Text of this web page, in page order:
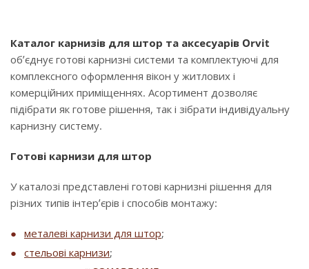
Каталог карнизів для штор та аксесуарів Orvit
об’єднує готові карнизні системи та комплектуючі для
комплексного оформлення вікон у житлових і
комерційних приміщеннях. Асортимент дозволяє
підібрати як готове рішення, так і зібрати індивідуальну
карнизну систему.
Готові карнизи для штор
У каталозі представлені готові карнизні рішення для
різних типів інтер’єрів і способів монтажу:
металеві карнизи для штор;
стельові карнизи;